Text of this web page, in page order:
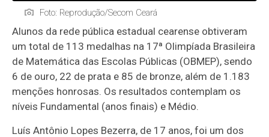
Foto: Reprodução/Secom Ceará
Alunos da rede pública estadual cearense obtiveram
um total de 113 medalhas na 17ª Olimpíada Brasileira
de Matemática das Escolas Públicas (OBMEP), sendo
6 de ouro, 22 de prata e 85 de bronze, além de 1.183
menções honrosas. Os resultados contemplam os
níveis Fundamental (anos finais) e Médio.
Luís Antônio Lopes Bezerra, de 17 anos, foi um dos